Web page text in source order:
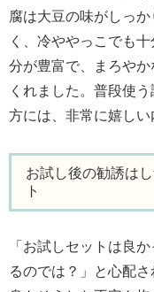
腐は大豆の味がしっ
く、冷ややっこでも
分が豊富で、まろや
くれました。普段使
方には、非常に嬉しい
お試し後の勧誘は
ト
「お試しセットは良
るのでは？」と心配